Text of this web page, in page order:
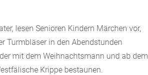
lesen Senioren Kindern Märchen vor,
Turmbläser in den Abendstunden
mit dem Weihnachtsmann und ab dem
Krippe bestaunen.